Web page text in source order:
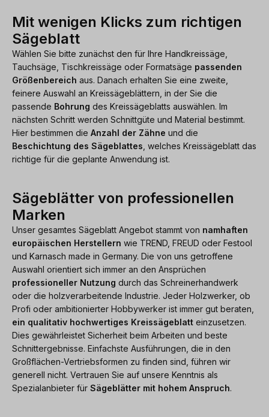
Mit wenigen Klicks zum richtigen
Sägeblatt
Wählen Sie bitte zunächst den für Ihre Handkreissäge,
Tauchsäge, Tischkreissäge oder Formatsäge passenden
Größenbereich aus. Danach erhalten Sie eine zweite,
feinere Auswahl an Kreissägeblättern, in der Sie die
passende Bohrung des Kreissägeblatts auswählen. Im
nächsten Schritt werden Schnittgüte und Material bestimmt.
Hier bestimmen die Anzahl der Zähne und die
Beschichtung des Sägeblattes , welches Kreissägeblatt das
richtige für die geplante Anwendung ist.
Sägeblätter von professionellen
Marken
Unser gesamtes Sägeblatt Angebot stammt von namhaften
europäischen Herstellern wie TREND, FREUD oder Festool
und Karnasch made in Germany. Die von uns getroffene
Auswahl orientiert sich immer an den Ansprüchen
professioneller Nutzung durch das Schreinerhandwerk
oder die holzverarbeitende Industrie. Jeder Holzwerker, ob
Profi oder ambitionierter Hobbywerker ist immer gut beraten,
ein qualitativ hochwertiges Kreissägeblatt einzusetzen.
Dies gewährleistet Sicherheit beim Arbeiten und beste
Schnittergebnisse. Einfachste Ausführungen, die in den
Großflächen-Vertriebsformen zu finden sind, führen wir
generell nicht. Vertrauen Sie auf unsere Kenntnis als
Spezialanbieter für Sägeblätter mit hohem Anspruch.